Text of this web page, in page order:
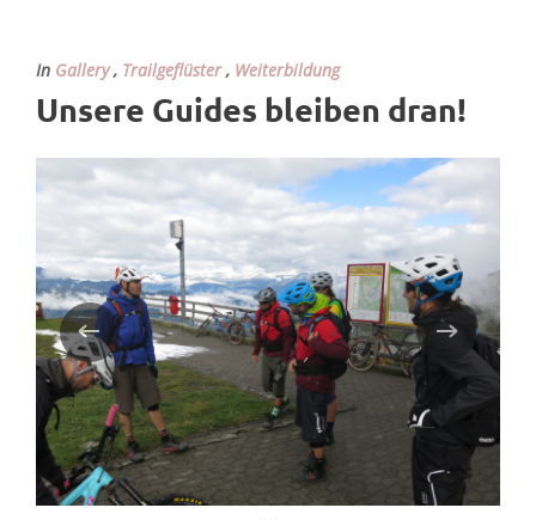
In Gallery, Trailgeflüster, Weiterbildung
Unsere Guides bleiben dran!